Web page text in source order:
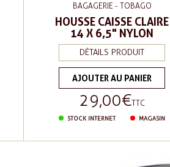
BAGAGERIE - TOBAGO
HOUSSE CAISSE CLAIRE
14 X 6,5" NYLON
DÉTAILS PRODUIT
AJOUTER AU PANIER
Prix
29,00 €TTC
STOCK INTERNET MAGASIN